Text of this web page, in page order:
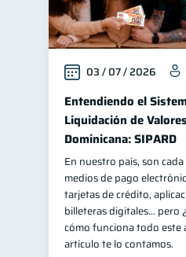
Fraudes 1
Información
Retiro Doble
Gasto responsable
información
03 / 07 / 2026
Entendiendo el
Liquidación de
Dominicana: SIPARD
En nuestro país, son
medios de pago
tarjetas de crédito,
billeteras digitales… pero
cómo funciona todo este
artículo te lo contamos.